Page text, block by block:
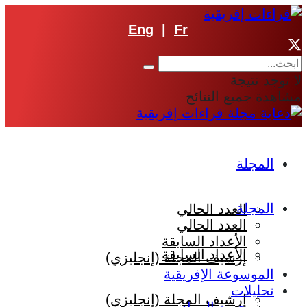
Eng Fr
لا توجد نتيجة
مشاهدة جميع النتائج
المجلة
العدد الحالي
الأعداد السابقة
إرشيف المجلة (إنجليزي)
المجلة
العدد الحالي
الأعداد السابقة
إرشيف المجلة (إنجليزي)
الموسوعة الإفريقية
تحليلات